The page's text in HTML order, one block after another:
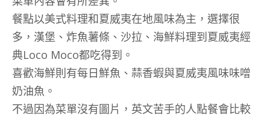
餐點以美式料理和夏威夷在地風味為主，選擇很
多，漢堡、炸魚薯條、沙拉、海鮮料理到夏威夷經
典Loco Moco都吃得到。
喜歡海鮮則有每日鮮魚、蒜香蝦與夏威夷風味味噌
奶油魚。
不過因為菜單沒有圖片，英文苦手的人點餐會比較